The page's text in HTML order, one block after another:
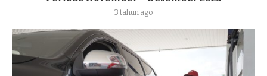
3 tahun ago